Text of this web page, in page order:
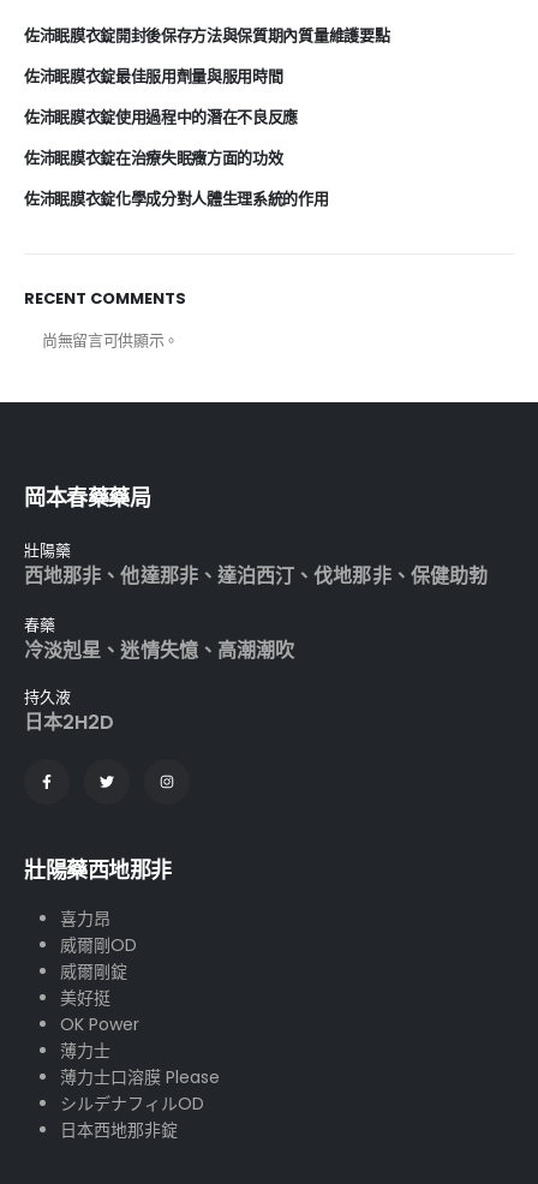
佐沛眠膜衣錠開封後保存方法與保質期內質量維護要點
佐沛眠膜衣錠最佳服用劑量與服用時間
佐沛眠膜衣錠使用過程中的潛在不良反應
佐沛眠膜衣錠在治療失眠癥方面的功效
佐沛眠膜衣錠化學成分對人體生理系統的作用
RECENT COMMENTS
尚無留言可供顯示。
岡本春藥藥局
壯陽藥
西地那非 、他達那非、 達泊西汀 、伐地那非、 保健助勃
春藥
冷淡剋星 、迷情失憶、 高潮潮吹
持久液
日本2H2D
壯陽藥西地那非
喜力昂
威爾剛OD
威爾剛錠
美好挺
OK Power
薄力士
薄力士口溶膜 Please
シルデナフィルOD
日本西地那非錠